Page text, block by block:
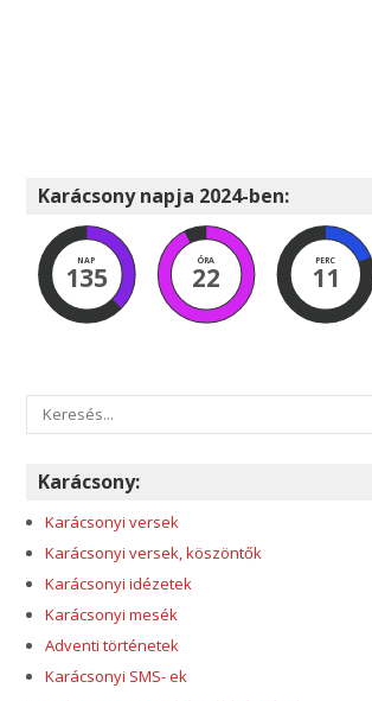
Karácsony napja 2024-ben:
NAP
135
ÓRA
22
PERC
11
Karácsony:
Karácsonyi versek
Karácsonyi versek, köszöntők
Karácsonyi idézetek
Karácsonyi mesék
Adventi történetek
Karácsonyi SMS- ek